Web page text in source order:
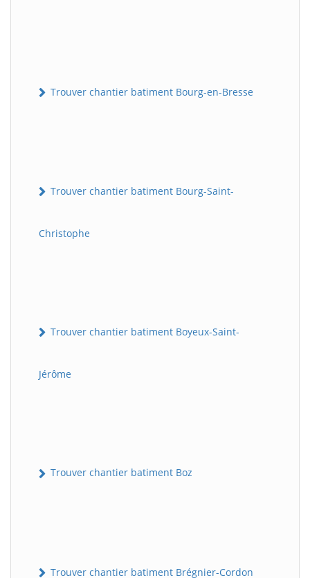
Trouver chantier batiment Bourg-en-Bresse
Trouver chantier batiment Bourg-Saint-
Christophe
Trouver chantier batiment Boyeux-Saint-
Jérôme
Trouver chantier batiment Boz
Trouver chantier batiment Brégnier-Cordon